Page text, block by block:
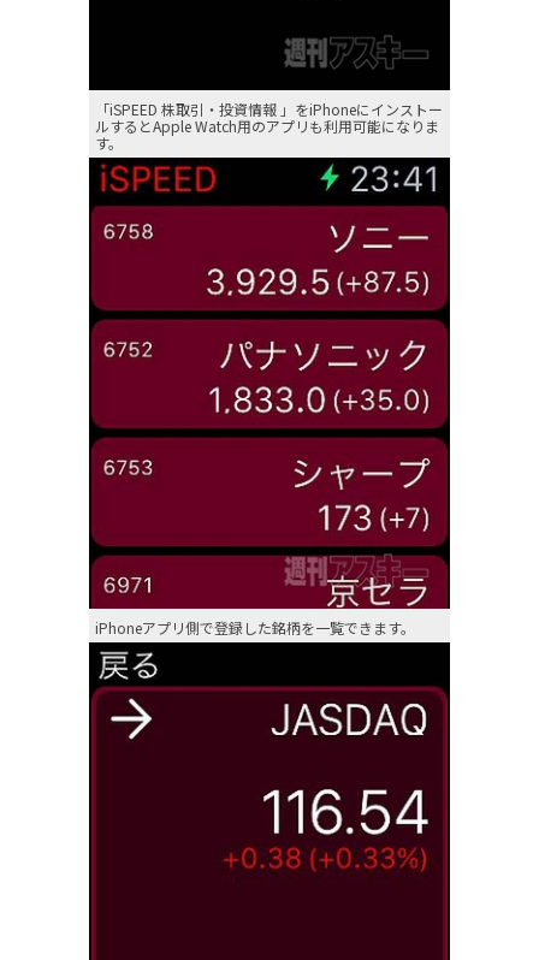
「iSPEED 株取引・投資情報 」をiPhoneにインストー
ルするとApple Watch用のアプリも利用可能になりま
す。
iPhoneアプリ側で登録した銘柄を一覧できます。